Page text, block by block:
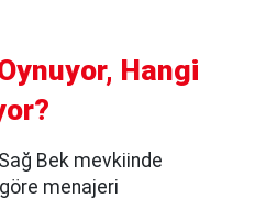
Hangi
Bek mevkiinde
menajeri